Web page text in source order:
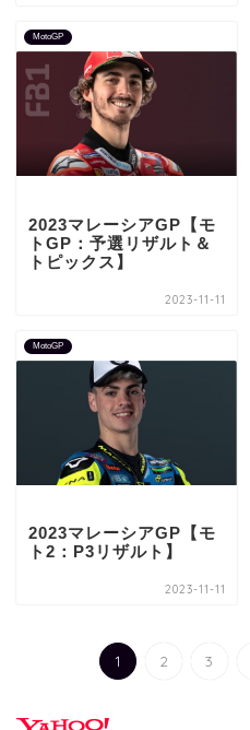
MotoGP
2023マレーシアGP【モ
トGP：予選リザルト＆
トピックス】
2023-11-11
MotoGP
2023マレーシアGP【モ
ト2：P3リザルト】
2023-11-11
1 2 3